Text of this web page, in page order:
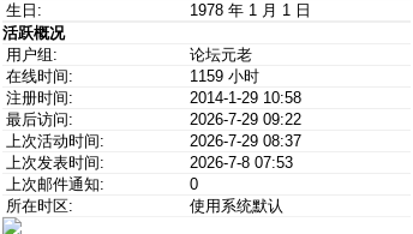
生日:
1978 年 1 月 1 日
活跃概况
用户组:
论坛元老
在线时间:
1159 小时
注册时间:
2014-1-29 10:58
最后访问:
2026-7-29 09:22
上次活动时间:
2026-7-29 08:37
上次发表时间:
2026-7-8 07:53
上次邮件通知:
0
所在时区:
使用系统默认